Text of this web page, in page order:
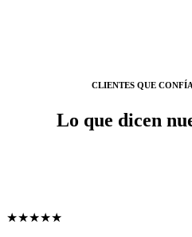
CLIENTES QUE
Lo que dicen
★★★★★